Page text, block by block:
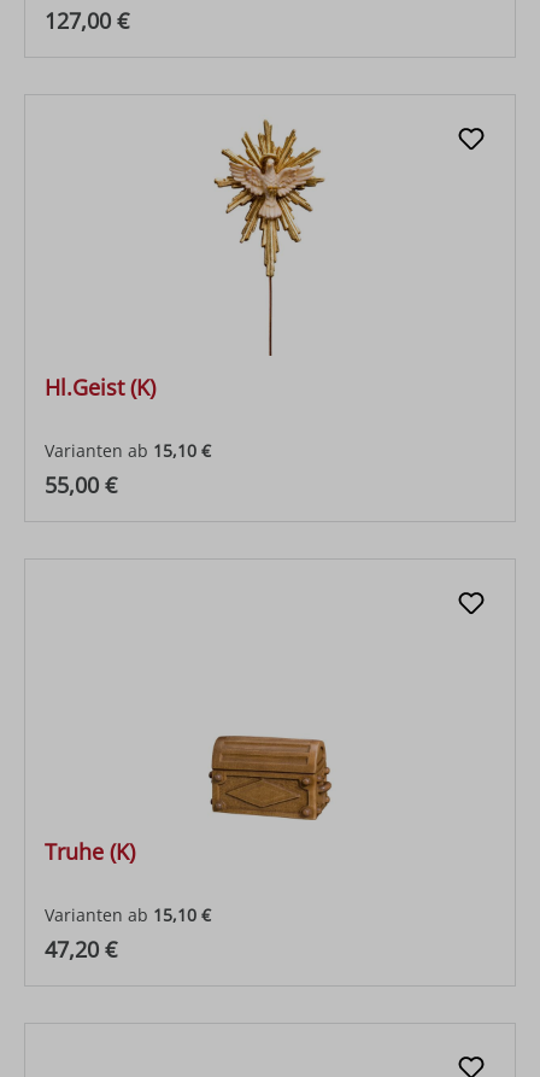
Regulärer Preis:
127,00 €
Hl.Geist (K)
Varianten ab 15,10 €
Regulärer Preis:
55,00 €
Truhe (K)
Varianten ab 15,10 €
Regulärer Preis:
47,20 €